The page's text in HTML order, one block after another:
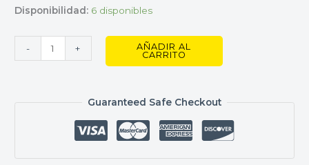
Disponibilidad: 6 disponibles
- +
AÑADIR AL
CARRITO
Guaranteed Safe Checkout